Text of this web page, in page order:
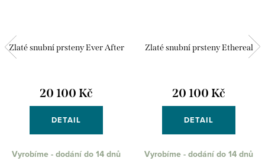
Zlaté snubní prsteny Ever After
20 100 Kč
DETAIL
Vyrobíme - dodání do 14 dnů
Zlaté snubní prsteny Ethereal
20 100 Kč
DETAIL
Vyrobíme - dodání do 14 dnů